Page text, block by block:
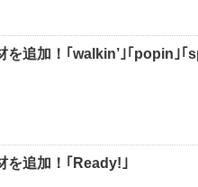
を追加！｢walkin’｣｢popin｣｢
を追加！｢Ready!｣